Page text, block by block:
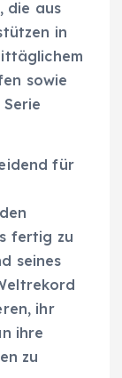
die aus
in
sowie
für
fertig zu
seines
ihr
ihre
zu